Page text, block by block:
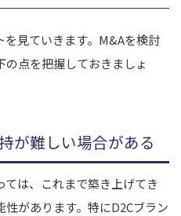
見ていきます。M&Aを検討
点を把握しておきましょ
が難しい場合がある
は、これまで築き上げてき
があります。特にD2Cブラン